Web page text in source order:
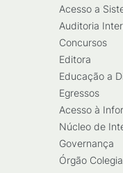
Acesso a
Auditoria
Concursos
Editora
Educação a
Egressos
Acesso à
Núcleo de
Governança
Órgão